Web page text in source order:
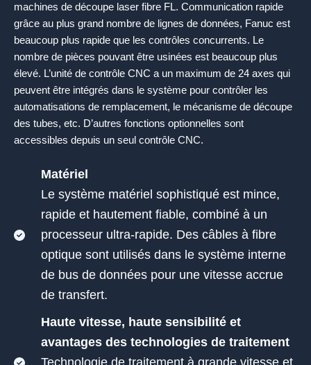
machines de découpe laser fibre FL. Communication rapide
grâce au plus grand nombre de lignes de données, Fanuc est
beaucoup plus rapide que les contrôles concurrents. Le
nombre de pièces pouvant être usinées est beaucoup plus
élevé. L’unité de contrôle CNC a un maximum de 24 axes qui
peuvent être intégrés dans le système pour contrôler les
automatisations de remplacement, le mécanisme de découpe
des tubes, etc. D’autres fonctions optionnelles sont
accessibles depuis un seul contrôle CNC.
Matériel
Le système matériel sophistiqué est mince,
rapide et hautement fiable, combiné à un
processeur ultra-rapide. Des câbles à fibre
optique sont utilisés dans le système interne
de bus de données pour une vitesse accrue
de transfert.
Haute vitesse, haute sensibilité et
avantages des technologies de traitement